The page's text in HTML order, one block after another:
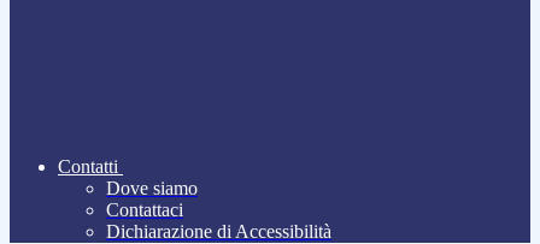
Contatti
Dove siamo
Contattaci
Dichiarazione di Accessibilità